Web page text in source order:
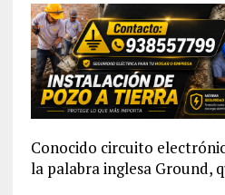
Conocido circuito
la palabra inglesa Ground,